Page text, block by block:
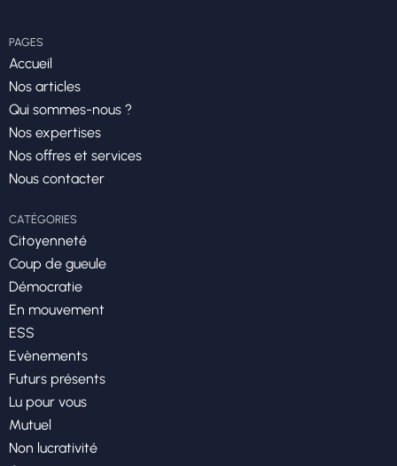
PAGES
Accueil
Nos articles
Qui sommes-nous ?
Nos expertises
Nos offres et services
Nous contacter
CATÉGORIES
Citoyenneté
Coup de gueule
Démocratie
En mouvement
ESS
Evènements
Futurs présents
Lu pour vous
Mutuel
Non lucrativité